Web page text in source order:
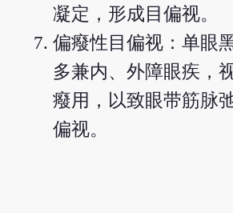
凝定，形成目偏视。
偏癈性目偏视：单眼
多兼内、外障眼疾，
癈用，以致眼带筋脉
偏视。